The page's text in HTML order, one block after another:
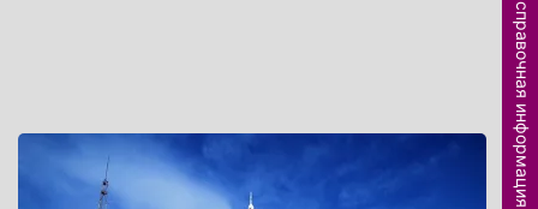
справочная информация